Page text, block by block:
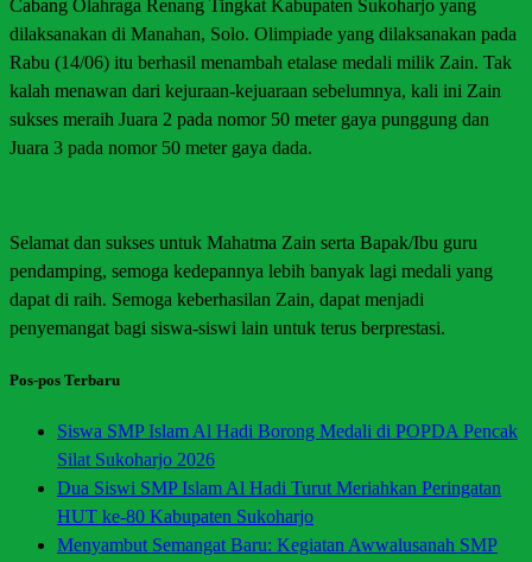
Cabang Olahraga Renang Tingkat Kabupaten Sukoharjo yang
dilaksanakan di Manahan, Solo. Olimpiade yang dilaksanakan pada
Rabu (14/06) itu berhasil menambah etalase medali milik Zain. Tak
kalah menawan dari kejuraan-kejuaraan sebelumnya, kali ini Zain
sukses meraih Juara 2 pada nomor 50 meter gaya punggung dan
Juara 3 pada nomor 50 meter gaya dada.
Selamat dan sukses untuk Mahatma Zain serta Bapak/Ibu guru
pendamping, semoga kedepannya lebih banyak lagi medali yang
dapat di raih. Semoga keberhasilan Zain, dapat menjadi
penyemangat bagi siswa-siswi lain untuk terus berprestasi.
Pos-pos Terbaru
Siswa SMP Islam Al Hadi Borong Medali di POPDA Pencak
Silat Sukoharjo 2026
Dua Siswi SMP Islam Al Hadi Turut Meriahkan Peringatan
HUT ke-80 Kabupaten Sukoharjo
Menyambut Semangat Baru: Kegiatan Awwalusanah SMP